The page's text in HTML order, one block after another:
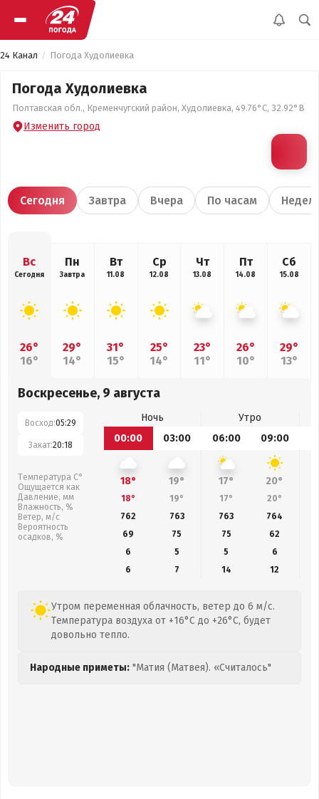
24 Канал Погода Худолиевка
Погода Худолиевка
Полтавская обл., Кременчугский район, Худолиевка, 49.76°С, 32.92°В
Изменить город
Сегодня Завтра Вчера По часам
Вс
Сегодня
26°
16°
Пн
Завтра
29°
14°
Вт
11.08
31°
15°
Ср
12.08
25°
14°
Чт
13.08
23°
11°
Пт
14.08
26°
10°
Сб
15.08
29°
13°
Воскресенье, 9 августа
Восход:05:29
Закат:20:18
Температура С°
Ощущается как
Давление, мм
Влажность, %
Ветер, м/с
Вероятность
осадков, %
Ночь
Утро
00:00
03:00 06:00 09:00
18° 19° 17° 20°
18° 19° 17° 20°
762
763 763 764
69
75 75 62
6
5 5
6
6
7 14 12
Утром переменная облачность, ветер до 6 м/с.
Температура воздуха от +16°C до +26°C, будет
довольно тепло.
Народные приметы: "Матия (Матвея). «Считалось"